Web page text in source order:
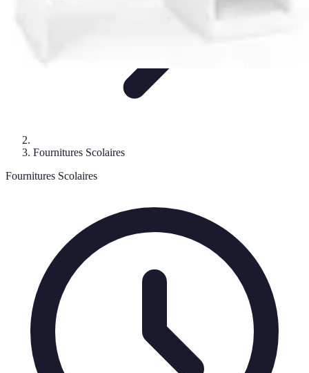
Fournitures Scolaires
Fournitures Scolaires